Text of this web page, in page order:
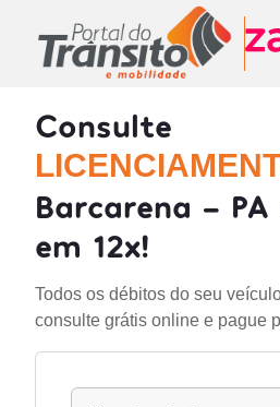
Consulte
Barcarena - PA
em 12x!
Todos os débitos do seu
consulte grátis online e pague